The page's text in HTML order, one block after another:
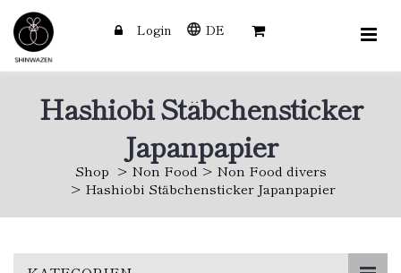
Login DE
Hashiobi Stäbchensticker
Japanpapier
Shop Non Food
Non Food divers
Hashiobi Stäbchensticker Japanpapier